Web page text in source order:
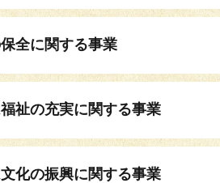
全に関する事業
祉の充実に関する事業
化の振興に関する事業